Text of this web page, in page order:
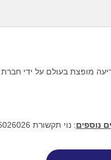
מופצת בעולם על ידי
נוספים: נוי תקשורת 03-6026026 זהר 052-2641769